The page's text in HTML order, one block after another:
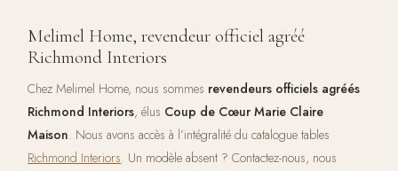
Melimel Home, revendeur officiel agréé
Richmond Interiors
Chez Melimel Home, nous sommes revendeurs officiels agréés
Richmond Interiors, élus Coup de Cœur Marie Claire
Maison. Nous avons accès à l’intégralité du catalogue tables
Richmond Interiors. Un modèle absent ? Contactez-nous, nous